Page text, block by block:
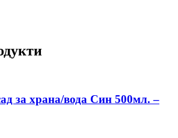
за храна/вода Син 500мл. –